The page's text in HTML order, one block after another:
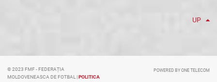
UP
© 2023 FMF - FEDERAȚIA
MOLDOVENEASCA DE FOTBAL |POLITICA
POWERED BY ONE TELECOM